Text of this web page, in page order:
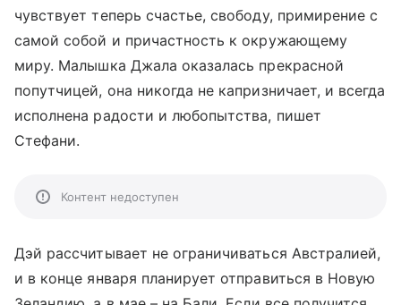
чувствует теперь счастье, свободу, примирение с
самой собой и причастность к окружающему
миру. Малышка Джала оказалась прекрасной
попутчицей, она никогда не капризничает, и всегда
исполнена радости и любопытства, пишет
Стефани.
Контент недоступен
Дэй рассчитывает не ограничиваться Австралией,
и в конце января планирует отправиться в Новую